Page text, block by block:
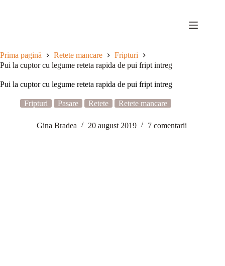
Prima pagină Retete mancare
Fripturi
Pui la cuptor cu legume reteta rapida de pui fript intreg
Pui la cuptor cu legume reteta rapida de pui fript intreg
Fripturi Pasare Retete Retete mancare
Gina Bradea 20 august 2019 7 comentarii